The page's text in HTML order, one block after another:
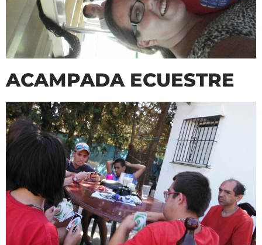
ACAMPADA ECUESTRE